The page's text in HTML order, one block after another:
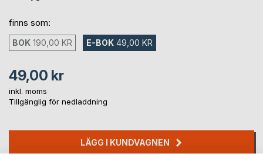
finns som:
BOK 190,00 KR E-BOK 49,00 KR
49,00 kr
inkl. moms
Tillgänglig för nedladdning
LÄGG I KUNDVAGNEN